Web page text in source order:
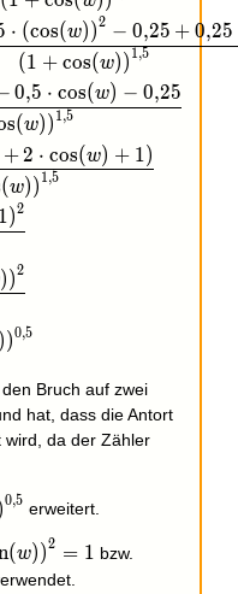
(1 + cos(w)) 1,5
⋅ (cos(w) )2 − 0,25 + 0,25
s(w) ) 1 ,5
0,5 ⋅ cos(w) − 0,25
(w)) 1,5
+2 ⋅ cos(w) + 1)
1)2
))2
)0,5
Bruch auf zwei
hat, dass die Antort
wird, da der Zähler
0,5 erweitert.
(w))2 = 1 bzw.